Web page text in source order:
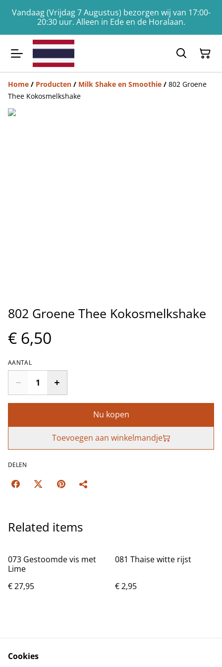
Vandaag (Vrijdag 7 Augustus) bezorgen wij van 17:00-
20:30 uur. Alleen in Ede en de Horalaan.
Home / Producten / Milk Shake en Smoothie / 802 Groene
Thee Kokosmelkshake
802 Groene Thee Kokosmelkshake
€ 6,50
AANTAL
Nu kopen
Toevoegen aan winkelmandje
DELEN
Related items
073 Gestoomde vis met
Lime
€ 27,95
081 Thaise witte rijst
€ 2,95
Ananas
Cookies